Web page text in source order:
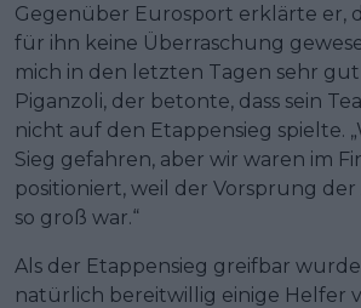
Gegenüber Eurosport erklärte er,
für ihn keine Überraschung
mich in den letzten Tagen sehr
Piganzoli, der betonte, dass sein
nicht auf den Etappensieg spielte.
Sieg gefahren, aber wir waren im
positioniert, weil der Vorsprung
so groß war.“
Als der Etappensieg greifbar
natürlich bereitwillig einige Helfer